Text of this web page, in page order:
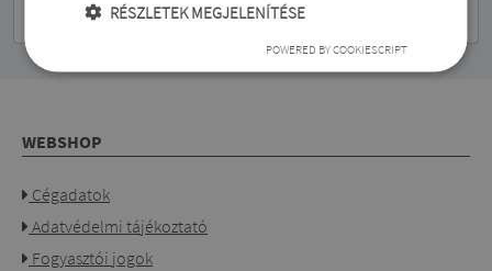
WEBSHOP
Cégadatok
Adatvédelmi tájékoztató
Fogyasztói jogok
RÉSZLETEK MEGJELENÍTÉSE
POWERED BY COOKIESCRIPT